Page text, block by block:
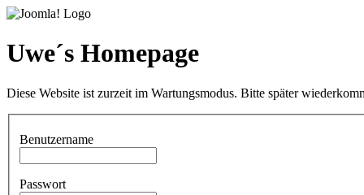
Uwe´s Homepage
Diese Website ist zurzeit im Wartungsmodus. Bitte später
Benutzername
Passwort